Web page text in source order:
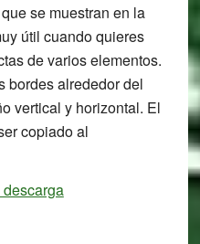
se muestran en la
útil cuando quieres
de varios elementos.
bordes alrededor del
vertical y horizontal. El
copiado al